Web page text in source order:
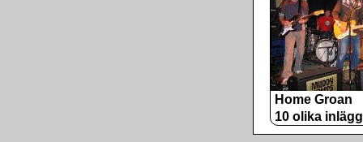
Home Groan
10 olika inlägg